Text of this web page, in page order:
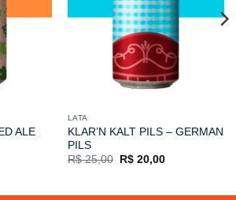
ALE
LATA
KLAR’N KALT PILS – GERMAN
PILS
R$25,00
O
R$20,00O